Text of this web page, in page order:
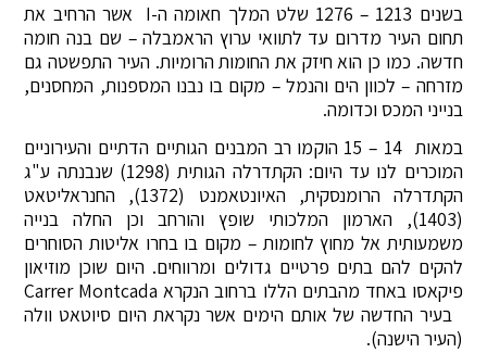
בשנים 1213 – 1276 שלט המלך חאומה ה-I אשר הרחיב את
תחום העיר מדרום עד לתוואי ערוץ הראמבלה – שם בנה חומה
חדשה. כמו כן הוא חיזק את החומות הרומיות. העיר התפשטה גם
מזרחה – לכוון הים והנמל – מקום בו נבנו המספנות, המחסנים,
בנייני המכס וכדומה.
במאות 14 – 15 הוקמו רב המבנים הגותיים הדתיים והעירוניים
המוכרים לנו עד היום: הקתדרלה הגותית (1298) שנבנתה ע"ג
הקתדרלה הרומנסקית, האיונטאמנט (1372), החנראליטאט
(1403), הארמון המלכותי שופץ והורחב וכן החלה בנייה
משמעותית אל מחוץ לחומות – מקום בו בחרו אליטות הסוחרים
להקים להם בתים פרטיים גדולים ומרווחים. היום שוכן מוזיאון
פיקאסו באחד מהבתים הללו ברחוב הנקרא Carrer Montcada
בעיר החדשה של אותם הימים אשר נקראת היום סיוטאט וולה
(העיר הישנה).